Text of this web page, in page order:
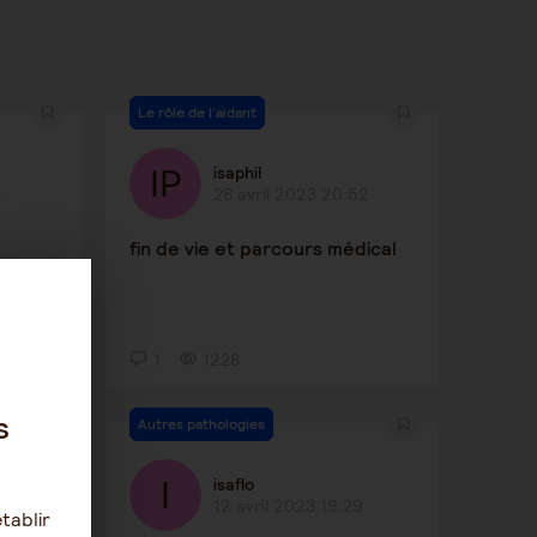
Le rôle de l'aidant
isaphil
fin de vie et parcours médical
Autres pathologies
isaflo